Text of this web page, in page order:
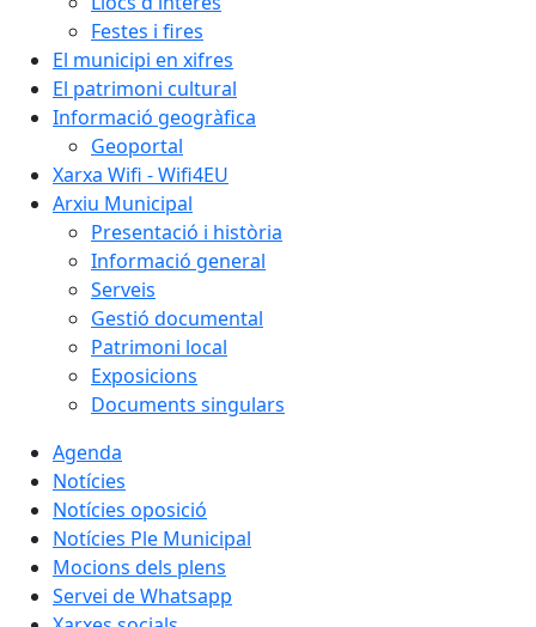
Festes i fires
El municipi en xifres
El patrimoni cultural
Informació geogràfica
Geoportal
Xarxa Wifi - Wifi4EU
Arxiu Municipal
Presentació i història
Informació general
Serveis
Gestió documental
Patrimoni local
Exposicions
Documents singulars
Agenda
Notícies
Notícies oposició
Notícies Ple Municipal
Mocions dels plens
Servei de Whatsapp